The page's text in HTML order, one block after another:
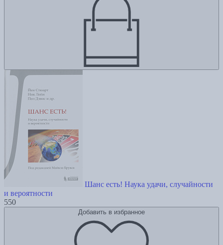
Шанс есть! Наука удачи, случайности
и вероятности
550
Добавить в избранное